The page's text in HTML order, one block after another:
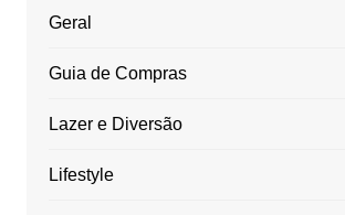
Geral
Guia de Compras
Lazer e Diversão
Lifestyle